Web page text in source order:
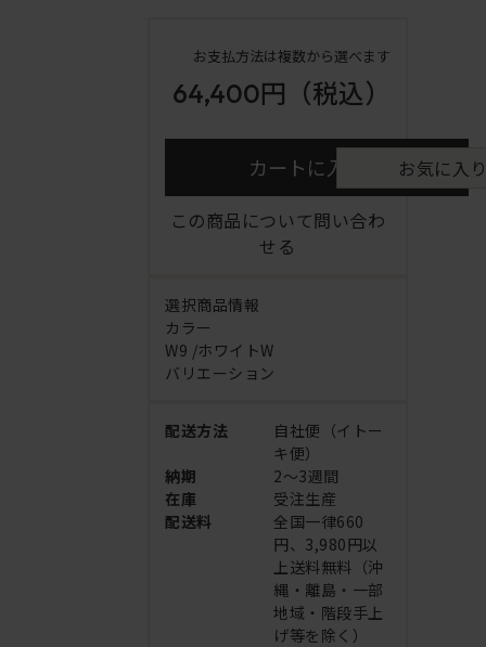
お支払方法は複数から選べます
64,400円 （税込）
カートに入れる お気に入
この商品について問い合わ
せる
選択商品情報
カラー
W9 /ホワイトW
バリエーション
配送方法
自社便（イトー
キ便）
納期
2～3週間
在庫
受注生産
配送料
全国一律660
円、3,980円以
上送料無料（沖
縄・離島・一部
地域・階段手上
げ等を除く）